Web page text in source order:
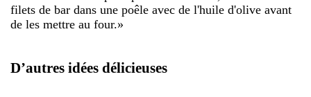
filets de bar dans une poêle avec de l'huile d'olive avant
de les mettre au four.»
D’autres idées délicieuses